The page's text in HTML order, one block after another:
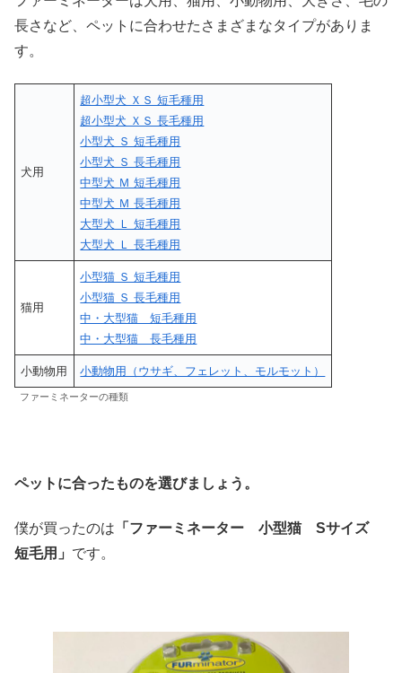
長さなど、ペットに合わせたさまざまなタイプがありま
す。
犬用
超小型犬 ＸＳ 短毛種用
超小型犬 ＸＳ 長毛種用
小型犬 Ｓ 短毛種用
小型犬 Ｓ 長毛種用
中型犬 Ｍ 短毛種用
中型犬 Ｍ 長毛種用
大型犬 Ｌ 短毛種用
大型犬 Ｌ 長毛種用
猫用
小型猫 Ｓ 短毛種用
小型猫 Ｓ 長毛種用
中・大型猫 短毛種用
中・大型猫 長毛種用
小動物用 小動物用（ウサギ、フェレット、モルモット）
ファーミネーターの種類
ペットに合ったものを選びましょう。
僕が買ったのは 「ファーミネーター 小型猫 Sサイズ
短毛用」 です。